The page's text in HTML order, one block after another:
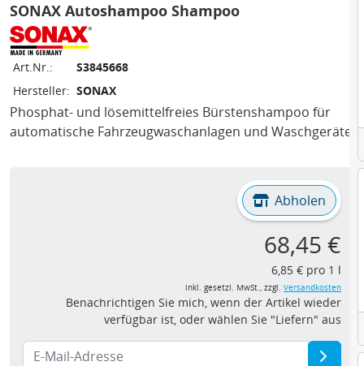
SONAX Autoshampoo Shampoo
Art.Nr.:
S3845668
Hersteller: SONAX
Phosphat- und lösemittelfreies Bürstenshampoo für
automatische Fahrzeugwaschanlagen und Waschgeräte.
Abholen
68,45 €
6,85 € pro 1 l
inkl. gesetzl. MwSt., zzgl. Versandkosten
Benachrichtigen Sie mich, wenn der Artikel wieder
verfügbar ist, oder wählen Sie "Liefern" aus